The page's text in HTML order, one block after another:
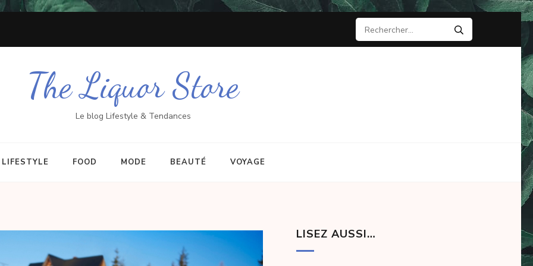
Rechercher :
The Liquor Store
Le blog Lifestyle & Tendances
LIFESTYLE FOOD MODE BEAUTÉ VOYAGE
LISEZ AUSSI…